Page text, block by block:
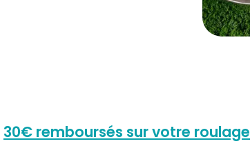
30€ remboursés sur votre roulage